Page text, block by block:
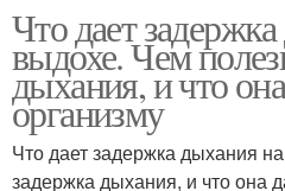
Что дает
выдохе. Чем
дыхания, и что
организму
Что дает задержка дыхания
задержка дыхания, и что она